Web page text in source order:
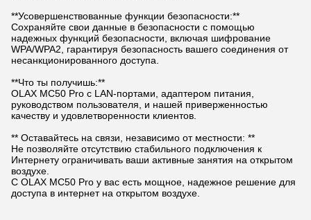
**Усовершенствованные функции безопасности:**
Сохраняйте свои данные в безопасности с помощью
надежных функций безопасности, включая шифрование
WPA/WPA2, гарантируя безопасность вашего соединения от
несанкционированного доступа.
**Что ты получишь:**
OLAX MC50 Pro с LAN-портами, адаптером питания,
руководством пользователя, и нашей приверженностью
качеству и удовлетворенности клиентов.
** Оставайтесь на связи, независимо от местности: **
Не позволяйте отсутствию стабильного подключения к
Интернету ограничивать ваши активные занятия на открытом
воздухе.
С OLAX MC50 Pro у вас есть мощное, надежное решение для
доступа в интернет на открытом воздухе.